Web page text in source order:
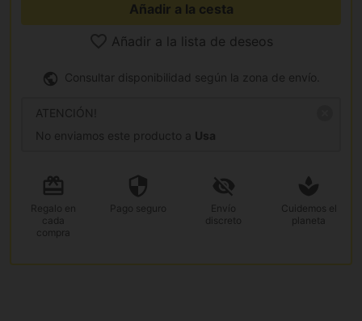
Añadir a la cesta
Añadir a la lista de deseos
Consultar disponibilidad según la zona de envío.
ATENCIÓN!
No enviamos este producto a Usa
Regalo en
cada
compra
Pago seguro
Envío
discreto
Cuidemos el
planeta